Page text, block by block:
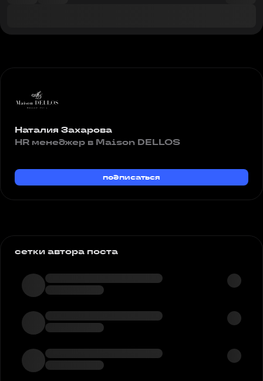
Наталия Захарова
HR менеджер в Maison DELLOS
подписаться
сетки автора поста